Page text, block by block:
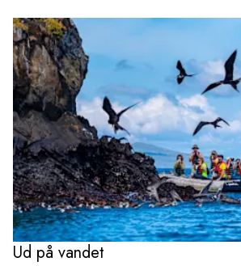
Ud på vandet